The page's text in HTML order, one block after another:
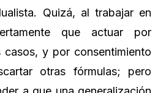
Quizá, al trabajar en
que actuar por
casos, y por consentimiento
otras fórmulas; pero